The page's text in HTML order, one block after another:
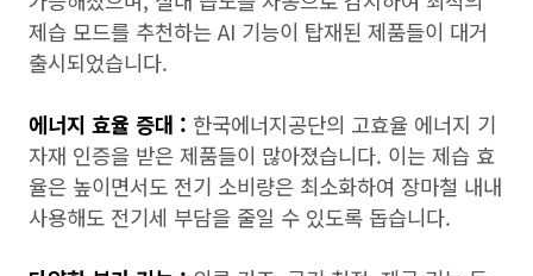
제습 모드를 추천하는 AI 기능이 탑재된 제품들이 대거
출시되었습니다.
에너지 효율 증대 : 한국에너지공단의 고효율 에너지 기
자재 인증을 받은 제품들이 많아졌습니다. 이는 제습 효
율은 높이면서도 전기 소비량은 최소화하여 장마철 내내
사용해도 전기세 부담을 줄일 수 있도록 돕습니다.